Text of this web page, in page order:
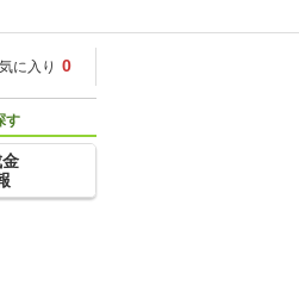
に入り 0
す
金